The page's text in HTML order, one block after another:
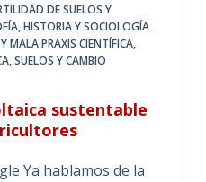
DE SUELOS Y
HISTORIA Y SOCIOLOGÍA
MALA PRAXIS CIENTÍFICA,
,SUELOS Y CAMBIO
sustentable
Ya hablamos de la